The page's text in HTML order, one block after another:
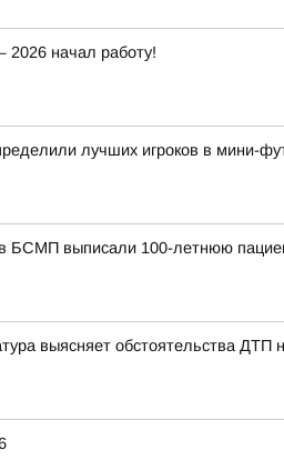
начал работу!
лучших игроков в мини-
БСМП выписали 100-летнюю
выясняет обстоятельства ДТП